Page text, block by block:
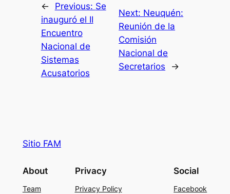
← Previous: Se
inauguró el II
Encuentro
Nacional de
Sistemas
Acusatorios
Next: Neuquén:
Reunión de la
Comisión
Nacional de
Secretarios
→
Sitio FAM
About
Team
Privacy
Privacy Policy
Social
Facebook